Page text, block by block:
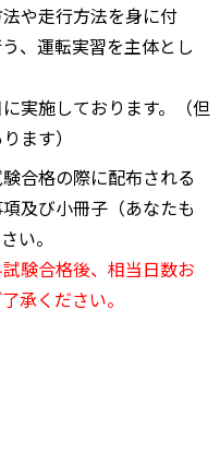
や走行方法を身に付
、運転実習を主体とし
実施しております。（但
ます）
合格の際に配布される
及び小冊子（あなたも
い。
験合格後、相当日数お
承ください。